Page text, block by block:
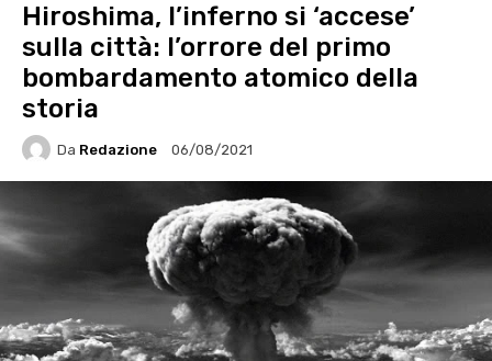
Hiroshima, l’inferno si ‘accese’
sulla città: l’orrore del primo
bombardamento atomico della
storia
Da Redazione 06/08/2021